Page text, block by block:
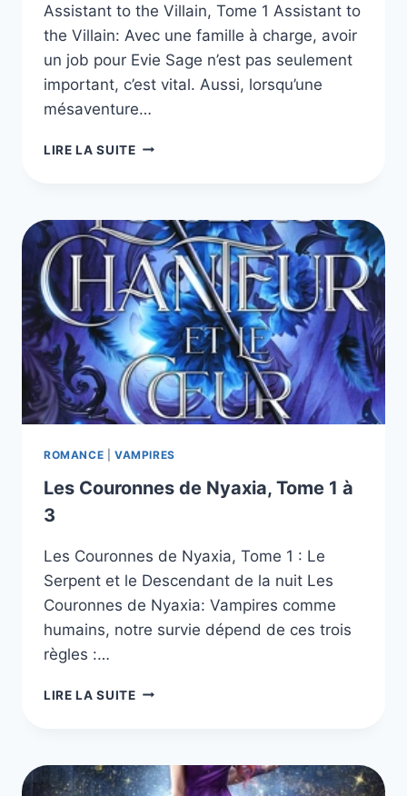
Assistant to the Villain, Tome 1 Assistant to
the Villain: Avec une famille à charge, avoir
un job pour Evie Sage n’est pas seulement
important, c’est vital. Aussi, lorsqu’une
mésaventure…
LIRE LA SUITEASSISTANT
TOME
1
ET
2
ROMANCE VAMPIRES
Les Couronnes de Nyaxia, Tome 1 à
3
Les Couronnes de Nyaxia, Tome 1 : Le
Serpent et le Descendant de la nuit Les
Couronnes de Nyaxia: Vampires comme
humains, notre survie dépend de ces trois
règles :…
LIRE LA SUITELES
TOME
1